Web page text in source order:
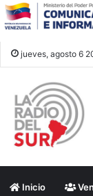
jueves, agosto 6
Inicio